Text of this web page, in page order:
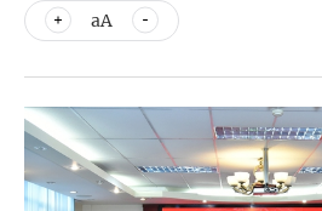
aA